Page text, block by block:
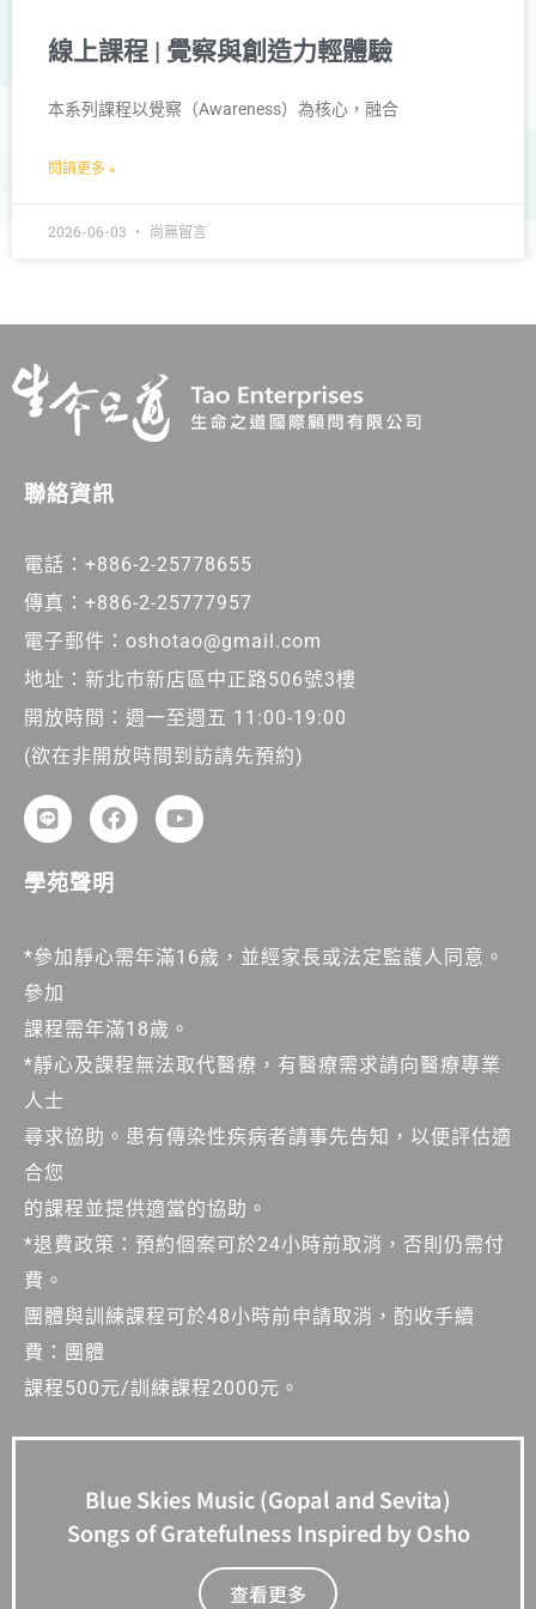
線上課程 | 覺察與創造⼒輕體驗
本系列課程以覺察（Awareness）為核⼼，融合
閱讀更多 »
2026-06-03 尚無留言
聯絡資訊
電話：+886-2-25778655
傳真：+886-2-25777957
電子郵件：oshotao@gmail.com
地址：新北市新店區中正路506號3樓
開放時間：週一至週五 11:00-19:00
(欲在非開放時間到訪請先預約)
學苑聲明
*參加靜心需年滿16歲，並經家長或法定監護人同意。
參加
課程需年滿18歲。
*靜心及課程無法取代醫療，有醫療需求請向醫療專業
人士
尋求協助。患有傳染性疾病者請事先告知，以便評估適
合您
的課程並提供適當的協助。
*退費政策：預約個案可於24小時前取消，否則仍需付
費。
團體與訓練課程可於48小時前申請取消，酌收手續
費：團體
課程500元/訓練課程2000元。
Blue Skies Music (Gopal and Sevita)
Songs of Gratefulness Inspired by Osho
查看更多